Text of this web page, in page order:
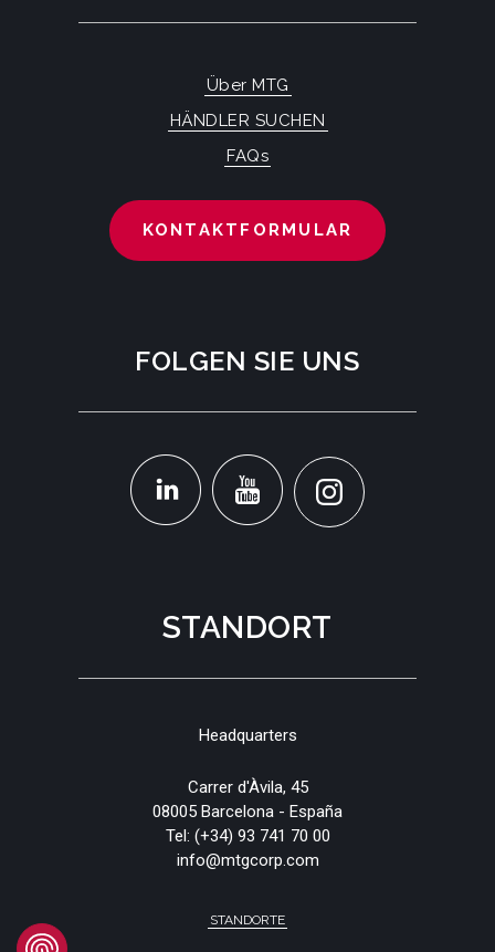
STANDORT
Headquarters
Carrer d'Àvila, 45
08005 Barcelona - España
Tel: (+34) 93 741 70 00
info@mtgcorp.com
STANDORTE
Über MTG
HÄNDLER SUCHEN
FAQs
KONTAKTFORMULAR
FOLGEN SIE UNS